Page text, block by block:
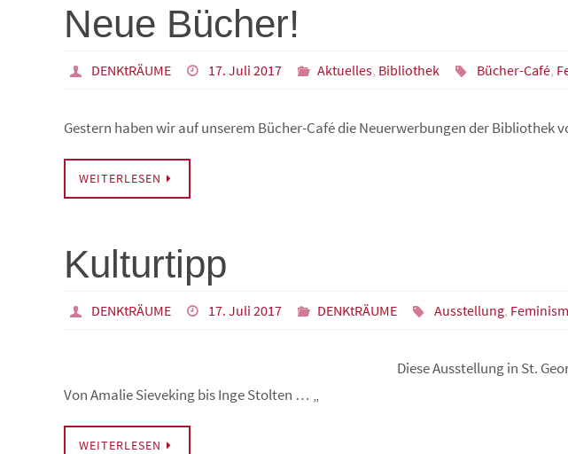
Neue Bücher!
DENKtRÄUME 17. Juli 2017 Aktuelles, Bibliothek Bücher-Café,
Gestern haben wir auf unserem Bücher-Café die Neuerwerbungen der
WEITERLESEN
Kulturtipp
DENKtRÄUME 17. Juli 2017 DENKtRÄUME Ausstellung,
Diese Ausstellung in St.
Von Amalie Sieveking bis Inge Stolten … „
WEITERLESEN